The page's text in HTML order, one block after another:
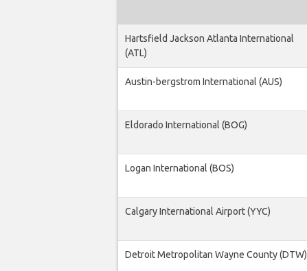
Hartsfield Jackson Atlanta International
(ATL)
Austin-bergstrom International (AUS)
Eldorado International (BOG)
Logan International (BOS)
Calgary International Airport (YYC)
Detroit Metropolitan Wayne County (DTW)